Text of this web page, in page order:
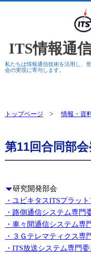
ITS情報通
私たちは情報通信技術を活用し、
会の実現に寄与します。
トップページ >情報・資
第11回合同部
研究開発部会
・ユビキタスITSプラッ
・路側通信システム専門
・車々間通信システム専
・３Ｇテレマティクス専
・ITS放送システム専門